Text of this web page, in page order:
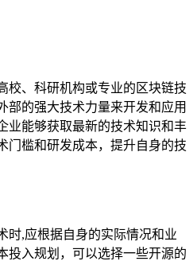
校、科研机构或专业的区块链技
部的强大技术力量来开发和应用
业能够获取最新的技术知识和丰
门槛和研发成本，提升自身的技
时,应根据自身的实际情况和业
投入规划，可以选择一些开源的